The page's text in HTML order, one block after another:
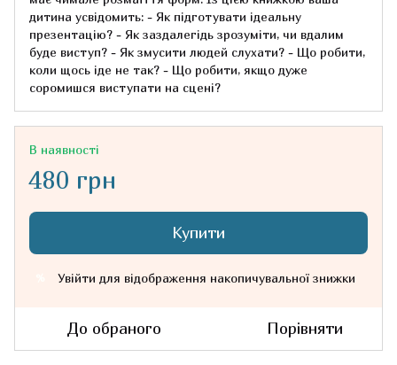
дитина усвідомить: - Як підготувати ідеальну
презентацію? - Як заздалегідь зрозуміти, чи вдалим
буде виступ? - Як змусити людей слухати? - Що робити,
коли щось іде не так? - Що робити, якщо дуже
соромишся виступати на сцені?
В наявності
480 грн
Купити
Увійти для відображення накопичувальної знижки
До обраного Порівняти